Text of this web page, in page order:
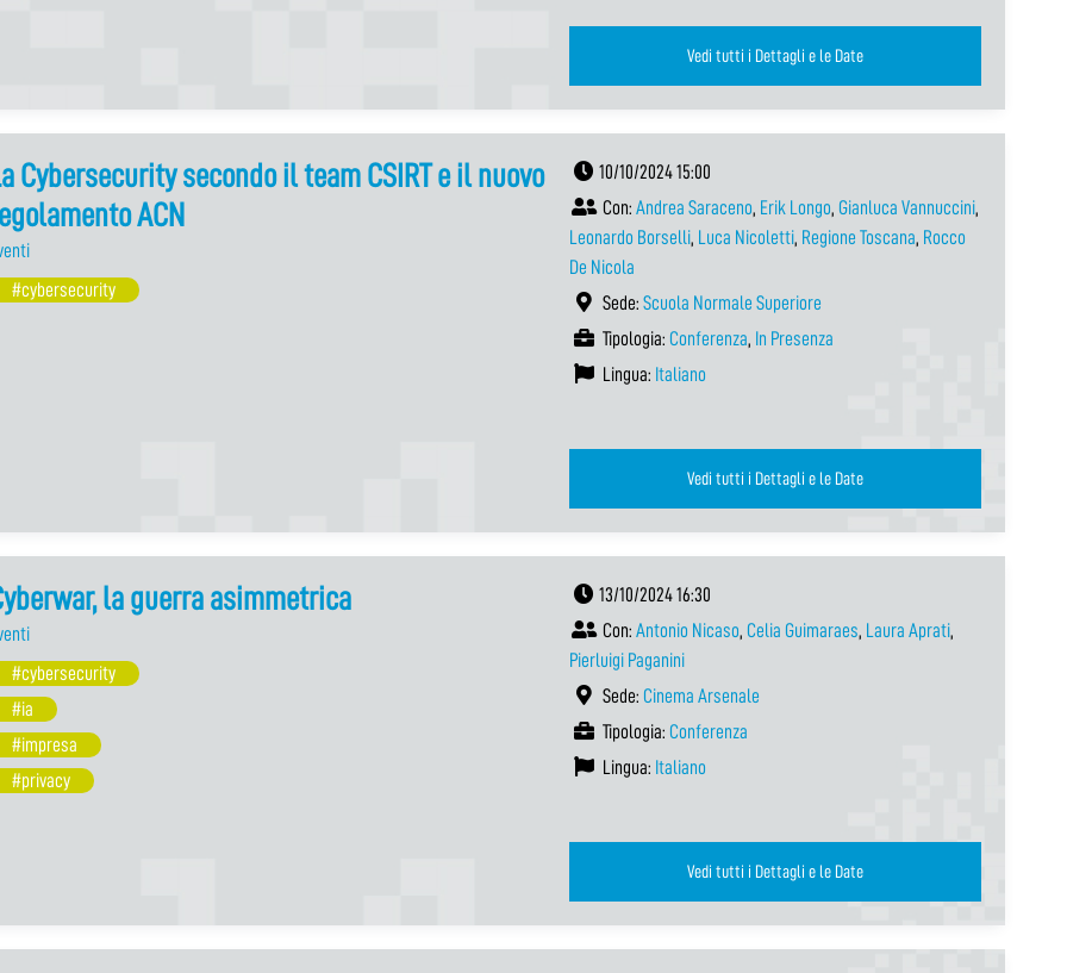
Vedi tutti i Dettagli e le Date
Cybersecurity secondo il team CSIRT e il nuovo
ACN
#cybersecurity
10/10/2024 15:00
Con: Andrea Saraceno, Erik Longo, Gianluca Vannuccini,
Leonardo Borselli, Luca Nicoletti, Regione Toscana, Rocco
De Nicola
Sede: Scuola Normale Superiore
Tipologia: Conferenza, In Presenza
Lingua: Italiano
Vedi tutti i Dettagli e le Date
la guerra asimmetrica
#cybersecurity
#ia
#impresa
#privacy
13/10/2024 16:30
Con: Antonio Nicaso, Celia Guimaraes, Laura Aprati,
Pierluigi Paganini
Sede: Cinema Arsenale
Tipologia: Conferenza
Lingua: Italiano
Vedi tutti i Dettagli e le Date